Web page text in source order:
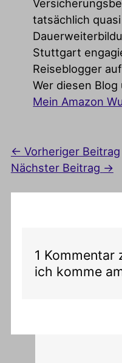
tatsächlich
Stuttgart
Reiseblogger
Wer diesen
Mein Amazon
← Vorheriger Beitrag
Nächster Beitrag →
1 Kommentar
ich komme